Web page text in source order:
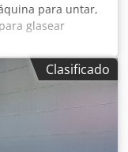
para untar,
glasear
DIMENSIONES
- Ancho: 100, -
inspeccionada y
Bachórz,
adicional:
FRANCÉS.
Clasificado